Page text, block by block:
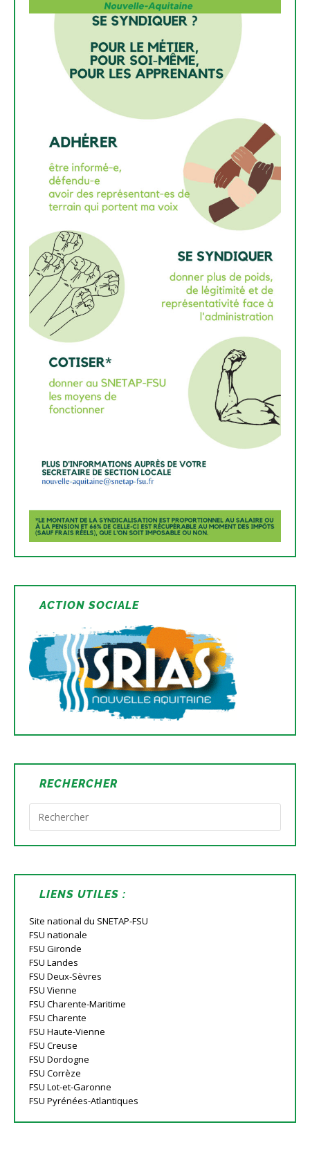
ACTION SOCIALE
RECHERCHER
close
search
LIENS UTILES :
Site national du SNETAP-FSU
FSU nationale
FSU Gironde
FSU Landes
FSU Deux-Sèvres
FSU Vienne
FSU Charente-Maritime
FSU Charente
FSU Haute-Vienne
FSU Creuse
FSU Dordogne
FSU Corrèze
FSU Lot-et-Garonne
FSU Pyrénées-Atlantiques